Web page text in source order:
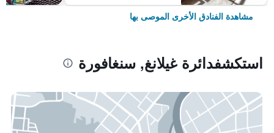
مشاهدة الفنادق الأخرى الموصى بها
استكشفدائرة غيلانغ, سنغافورة